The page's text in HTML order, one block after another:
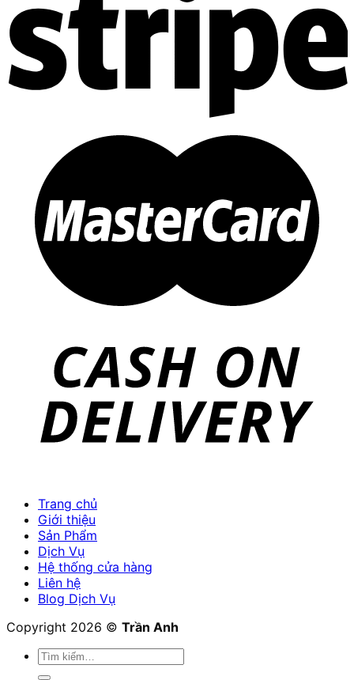
Trang chủ
Giới thiệu
Sản Phẩm
Dịch Vụ
Hệ thống cửa hàng
Liên hệ
Blog Dịch Vụ
Copyright 2026 © Trần Anh
Tìm